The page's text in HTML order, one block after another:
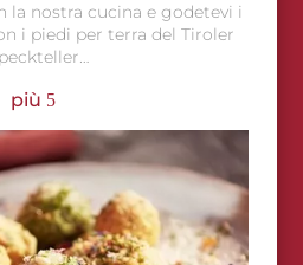
la nostra cucina e godetevi i
i piedi per terra del Tiroler
più